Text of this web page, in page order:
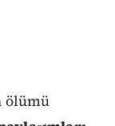
ölümü